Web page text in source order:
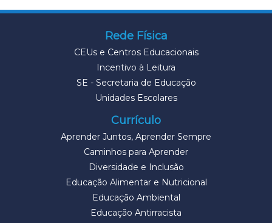
Rede Física
CEUs e Centros Educacionais
Incentivo à Leitura
SE - Secretaria de Educação
Unidades Escolares
Currículo
Aprender Juntos, Aprender Sempre
Caminhos para Aprender
Diversidade e Inclusão
Educação Alimentar e Nutricional
Educação Ambiental
Educação Antirracista